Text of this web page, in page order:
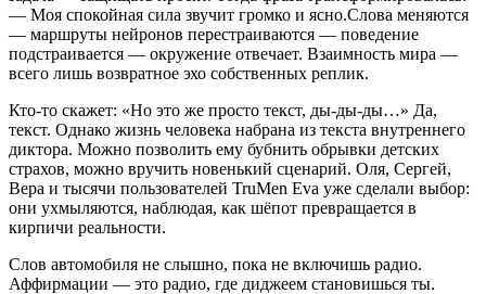
— Моя спокойная сила звучит громко и ясно.Слова меняются
— маршруты нейронов перестраиваются — поведение
подстраивается — окружение отвечает. Взаимность мира —
всего лишь возвратное эхо собственных реплик.
Кто-то скажет: «Но это же просто текст, ды-ды-ды…» Да,
текст. Однако жизнь человека набрана из текста внутреннего
диктора. Можно позволить ему бубнить обрывки детских
страхов, можно вручить новенький сценарий. Оля, Сергей,
Вера и тысячи пользователей TruMen Eva уже сделали выбор:
они ухмыляются, наблюдая, как шёпот превращается в
кирпичи реальности.
Слов автомобиля не слышно, пока не включишь радио.
Аффирмации — это радио, где диджеем становишься ты.